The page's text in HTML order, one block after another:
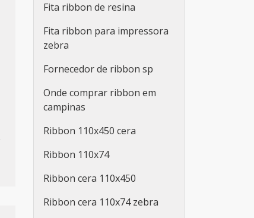
Fita ribbon de resina
Fita ribbon para impressora
zebra
Fornecedor de ribbon sp
Onde comprar ribbon em
campinas
Ribbon 110x450 cera
Ribbon 110x74
Ribbon cera 110x450
Ribbon cera 110x74 zebra